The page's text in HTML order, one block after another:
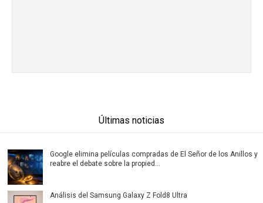
Últimas noticias
Google elimina películas compradas de El Señor de los Anillos y
reabre el debate sobre la propied...
Análisis del Samsung Galaxy Z Fold8 Ultra